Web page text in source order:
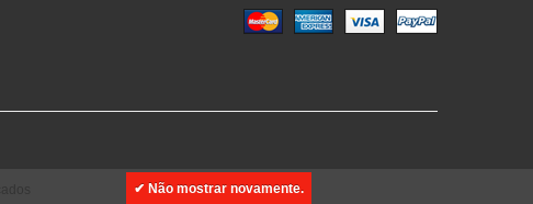
✔ Não mostrar novamente.